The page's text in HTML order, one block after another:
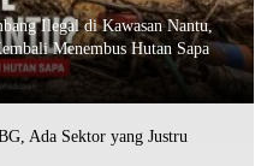
Ilegal di Kawasan Nantu,
Menembus Hutan Sapa
Ada Sektor yang Justru